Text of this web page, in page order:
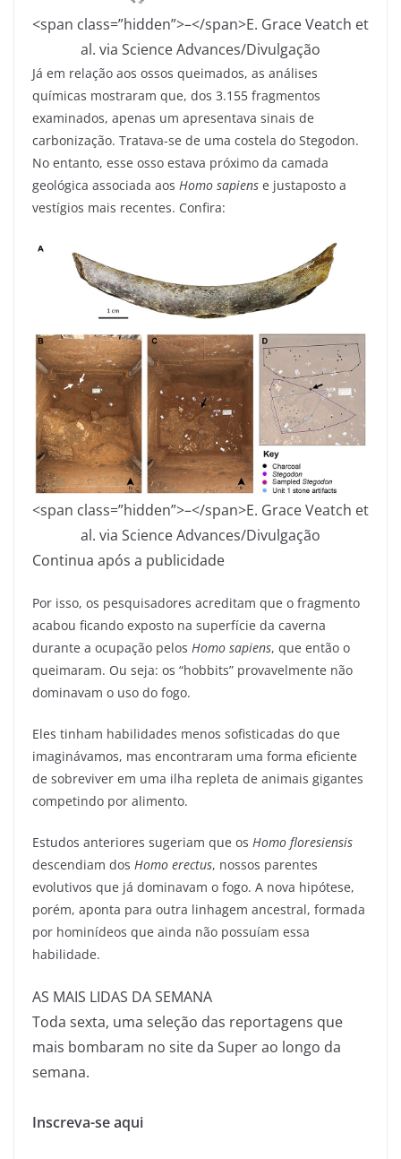
<span class=”hidden”>–</span>E. Grace Veatch et
al. via Science Advances/Divulgação
Já em relação aos ossos queimados, as análises
químicas mostraram que, dos 3.155 fragmentos
examinados, apenas um apresentava sinais de
carbonização. Tratava-se de uma costela do Stegodon.
No entanto, esse osso estava próximo da camada
geológica associada aos Homo sapiens e justaposto a
vestígios mais recentes. Confira:
<span class=”hidden”>–</span>E. Grace Veatch et
al. via Science Advances/Divulgação
Continua após a publicidade
Por isso, os pesquisadores acreditam que o fragmento
acabou ficando exposto na superfície da caverna
durante a ocupação pelos Homo sapiens, que então o
queimaram. Ou seja: os “hobbits” provavelmente não
dominavam o uso do fogo.
Eles tinham habilidades menos sofisticadas do que
imaginávamos, mas encontraram uma forma eficiente
de sobreviver em uma ilha repleta de animais gigantes
competindo por alimento.
Estudos anteriores sugeriam que os Homo floresiensis
descendiam dos Homo erectus, nossos parentes
evolutivos que já dominavam o fogo. A nova hipótese,
porém, aponta para outra linhagem ancestral, formada
por hominídeos que ainda não possuíam essa
habilidade.
AS MAIS LIDAS DA SEMANA
Toda sexta, uma seleção das reportagens que
mais bombaram no site da Super ao longo da
semana.
Inscreva-se aqui